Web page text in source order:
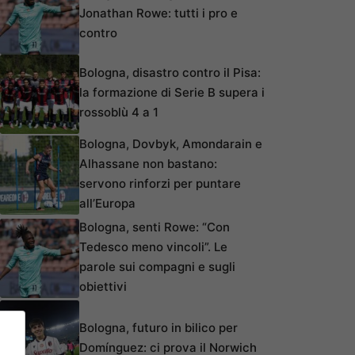
Jonathan Rowe: tutti i pro e
contro
Bologna, disastro contro il Pisa:
la formazione di Serie B supera i
rossoblù 4 a 1
Bologna, Dovbyk, Amondarain e
Alhassane non bastano:
servono rinforzi per puntare
all’Europa
Bologna, senti Rowe: “Con
Tedesco meno vincoli”. Le
parole sui compagni e sugli
obiettivi
Bologna, futuro in bilico per
Domínguez: ci prova il Norwich